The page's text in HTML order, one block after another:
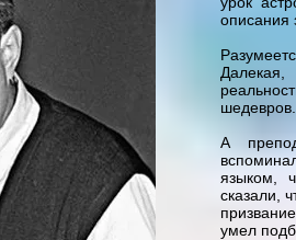
описания
шедевров.
А
языком,
сказали,
умел